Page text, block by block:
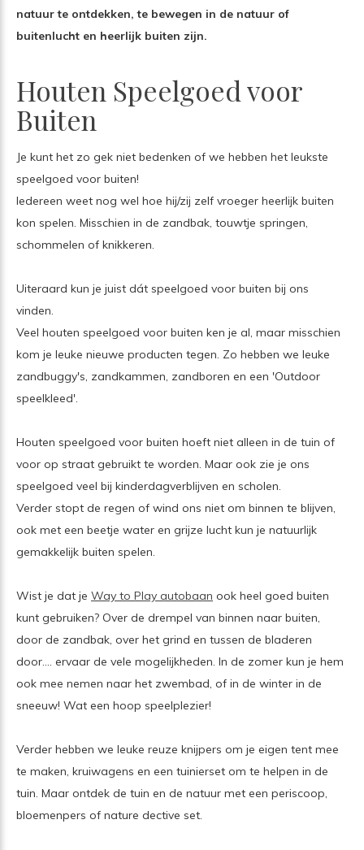
natuur te ontdekken, te bewegen in de natuur of
buitenlucht en heerlijk buiten zijn.
Houten Speelgoed voor
Buiten
Je kunt het zo gek niet bedenken of we hebben het leukste
speelgoed voor buiten!
Iedereen weet nog wel hoe hij/zij zelf vroeger heerlijk buiten
kon spelen. Misschien in de zandbak, touwtje springen,
schommelen of knikkeren.
Uiteraard kun je juist dát speelgoed voor buiten bij ons
vinden.
Veel houten speelgoed voor buiten ken je al, maar misschien
kom je leuke nieuwe producten tegen. Zo hebben we leuke
zandbuggy's, zandkammen, zandboren en een 'Outdoor
speelkleed'.
Houten speelgoed voor buiten hoeft niet alleen in de tuin of
voor op straat gebruikt te worden. Maar ook zie je ons
speelgoed veel bij kinderdagverblijven en scholen.
Verder stopt de regen of wind ons niet om binnen te blijven,
ook met een beetje water en grijze lucht kun je natuurlijk
gemakkelijk buiten spelen.
Wist je dat je Way to Play autobaan ook heel goed buiten
kunt gebruiken? Over de drempel van binnen naar buiten,
door de zandbak, over het grind en tussen de bladeren
door.... ervaar de vele mogelijkheden. In de zomer kun je hem
ook mee nemen naar het zwembad, of in de winter in de
sneeuw! Wat een hoop speelplezier!
Verder hebben we leuke reuze knijpers om je eigen tent mee
te maken, kruiwagens en een tuinierset om te helpen in de
tuin. Maar ontdek de tuin en de natuur met een periscoop,
bloemenpers of nature dective set.